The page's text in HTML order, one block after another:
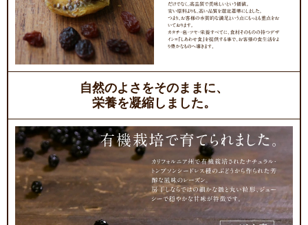
自然のよさをそのままに、
栄養を凝縮しました。